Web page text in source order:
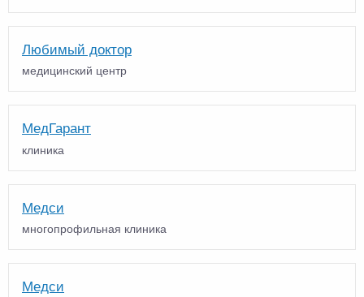
Любимый доктор
медицинский центр
МедГарант
клиника
Медси
многопрофильная клиника
Медси